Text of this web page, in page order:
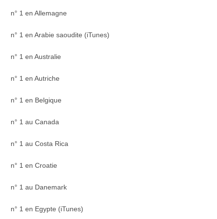
n° 1 en Allemagne
n° 1 en Arabie saoudite (iTunes)
n° 1 en Australie
n° 1 en Autriche
n° 1 en Belgique
n° 1 au Canada
n° 1 au Costa Rica
n° 1 en Croatie
n° 1 au Danemark
n° 1 en Egypte (iTunes)